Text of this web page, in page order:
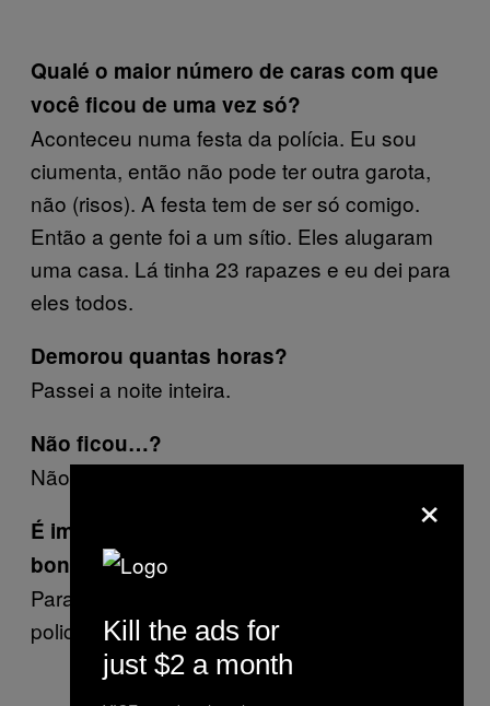
Qualé o maior número de caras com que
você ficou de uma vez só?
Aconteceu numa festa da polícia. Eu sou
ciumenta, então não pode ter outra garota,
não (risos). A festa tem de ser só comigo.
Então a gente foi a um sítio. Eles alugaram
uma casa. Lá tinha 23 rapazes e eu dei para
eles todos.
Demorou quantas horas?
Passei a noite inteira.
Não ficou…?
Não (risos). Já estou acostumada.
É importante para você que o policial seja
bonito
,ou basta ser policial?
Para mim, tanto faz. Eu gosto mesmo de
policial.
×
Kill the ads for
just $2 a month